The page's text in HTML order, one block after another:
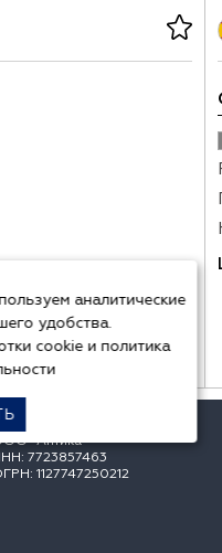
"Антика"
7723857463
1127747250212
аналитические
удобства.
cookieи политика